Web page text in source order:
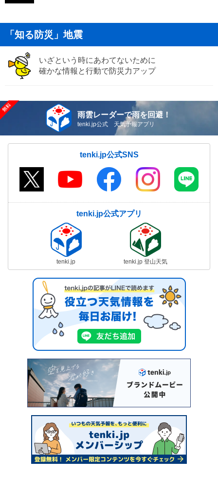
「知る防災」地震
いざという時にあわてないために
確かな情報と行動で防災力アップ
雨雲レーダーで雨を回避！
tenki.jp公式 天気予報アプリ
tenki.jp公式SNS
tenki.jp公式アプリ
tenki.jp tenki.jp 登山天気